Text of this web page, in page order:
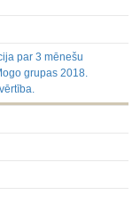
par 3 mēnešu
grupas 2018.